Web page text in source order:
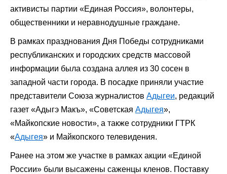
активисты партии «Единая Россия», волонтеры,
общественники и неравнодушные граждане.
В рамках празднования Дня Победы сотрудниками
республиканских и городских средств массовой
информации была создана аллея из 30 сосен в
западной части города. В посадке приняли участие
представители Союза журналистов Адыгеи, редакций
газет «Адыгэ Макъ», «Советская Адыгея»,
«Майкопские новости», а также сотрудники ГТРК
«Адыгея» и Майкопского телевидения.
Ранее на этом же участке в рамках акции «Единой
России» были высажены саженцы кленов. Поставку